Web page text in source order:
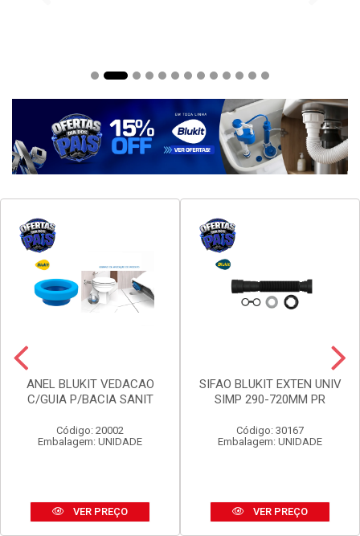
ANEL BLUKIT VEDACAO
C/GUIA P/BACIA SANIT
Código: 20002
Embalagem: UNIDADE
VER PREÇO
SIFAO BLUKIT EXTEN UNIV
SIMP 290-720MM PR
Código: 30167
Embalagem: UNIDADE
VER PREÇO